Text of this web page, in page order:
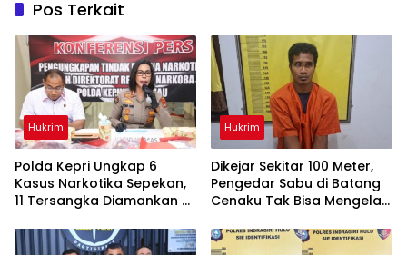
Pos Terkait
Hukrim
Polda Kepri Ungkap 6
Kasus Narkotika Sepekan,
11 Tersangka Diamankan &
Hukrim
Dikejar Sekitar 100 Meter,
Pengedar Sabu di Batang
Cenaku Tak Bisa Mengelak